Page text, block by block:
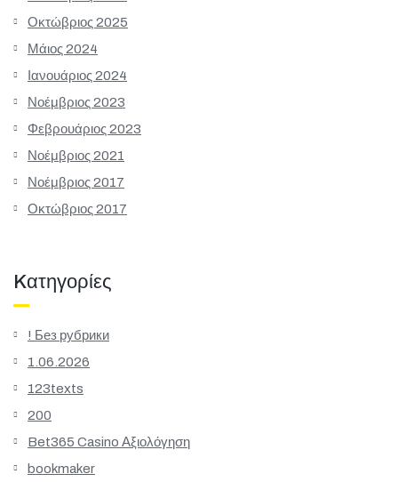
Οκτώβριος 2025
Μάιος 2024
Ιανουάριος 2024
Νοέμβριος 2023
Φεβρουάριος 2023
Νοέμβριος 2021
Νοέμβριος 2017
Οκτώβριος 2017
Kατηγορίες
! Без рубрики
1.06.2026
123texts
200
Bet365 Casino Αξιολόγηση
bookmaker